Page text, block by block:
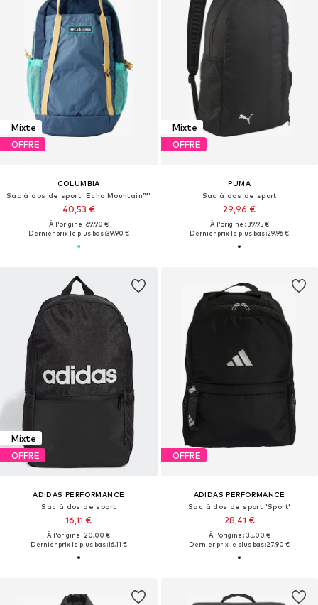
Mixte
OFFRE
COLUMBIA
Sac à dos de sport 'Echo Mountain™'
40,53 €
À l'origine : 69,90 €
Dernier prix le plus bas :39,90 €
Mixte
OFFRE
PUMA
Sac à dos de sport
29,96 €
À l'origine : 39,95 €
Dernier prix le plus bas :29,96 €
Mixte
OFFRE
ADIDAS PERFORMANCE
Sac à dos de sport
16,11 €
À l'origine : 20,00 €
Dernier prix le plus bas :16,11 €
OFFRE
ADIDAS PERFORMANCE
Sac à dos de sport 'Sport'
28,41 €
À l'origine : 35,00 €
Dernier prix le plus bas :27,90 €